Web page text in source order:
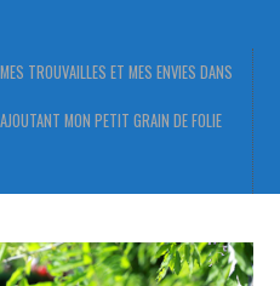
TROUVAILLES ET MES ENVIES DANS
MON PETIT GRAIN DE FOLIE